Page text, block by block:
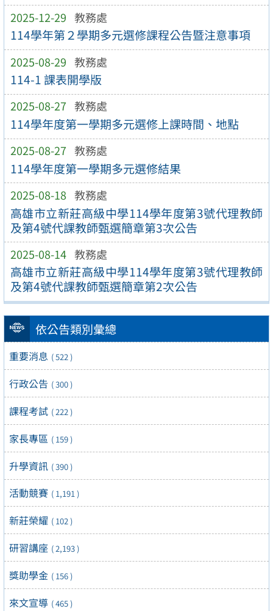
2025-12-29 教務處
114學年第２學期多元選修課程公告暨注意事項
2025-08-29 教務處
114-1 課表開學版
2025-08-27 教務處
114學年度第一學期多元選修上課時間、地點
2025-08-27 教務處
114學年度第一學期多元選修結果
2025-08-18 教務處
高雄市立新莊高級中學114學年度第3號代理教師
及第4號代課教師甄選簡章第3次公告
2025-08-14 教務處
高雄市立新莊高級中學114學年度第3號代理教師
及第4號代課教師甄選簡章第2次公告
依公告類別彙總
重要消息 ( 522 )
行政公告 ( 300 )
課程考試 ( 222 )
家長專區 ( 159 )
升學資訊 ( 390 )
活動競賽 ( 1,191 )
新莊榮耀 ( 102 )
研習講座 ( 2,193 )
獎助學金 ( 156 )
來文宣導 ( 465 )